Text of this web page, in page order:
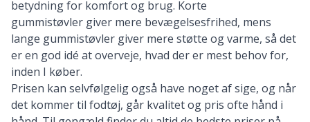
betydning for komfort og brug. Korte
gummistøvler giver mere bevægelsesfrihed, mens
lange gummistøvler giver mere støtte og varme, så det
er en god idé at overveje, hvad der er mest behov for,
inden I køber.
Prisen kan selvfølgelig også have noget af sige, og når
det kommer til fodtøj, går kvalitet og pris ofte hånd i